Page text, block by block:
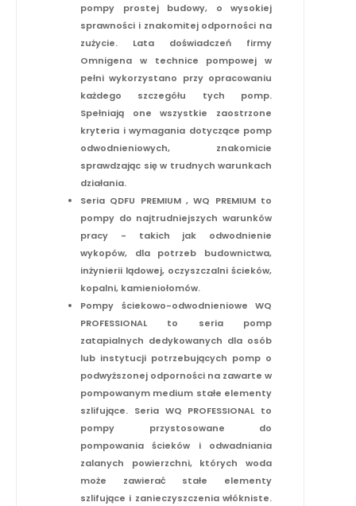
pompy prostej budowy, o wysokiej
sprawności i znakomitej odporności na
zużycie. Lata doświadczeń firmy
Omnigena w technice pompowej w
pełni wykorzystano przy opracowaniu
każdego szczegółu tych pomp.
Spełniają one wszystkie zaostrzone
kryteria i wymagania dotyczące pomp
odwodnieniowych, znakomicie
sprawdzając się w trudnych warunkach
działania.
Seria QDFU PREMIUM , WQ PREMIUM to
pompy do najtrudniejszych warunków
pracy - takich jak odwodnienie
wykopów, dla potrzeb budownictwa,
inżynierii lądowej, oczyszczalni ścieków,
kopalni, kamieniołomów.
Pompy ściekowo-odwodnieniowe WQ
PROFESSIONAL to seria pomp
zatapialnych dedykowanych dla osób
lub instytucji potrzebujących pomp o
podwyższonej odporności na zawarte w
pompowanym medium stałe elementy
szlifujące. Seria WQ PROFESSIONAL to
pompy przystosowane do
pompowania ścieków i odwadniania
zalanych powierzchni, których woda
może zawierać stałe elementy
szlifujące i zanieczyszczenia włókniste.